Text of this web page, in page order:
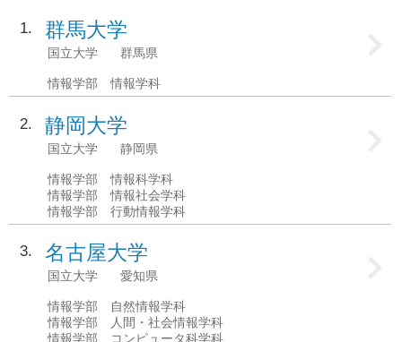
1 群馬大学
国立大学 群馬県
情報学部 情報学科
2 静岡大学
国立大学 静岡県
情報学部 情報科学科
情報学部 情報社会学科
情報学部 行動情報学科
3 名古屋大学
国立大学 愛知県
情報学部 自然情報学科
情報学部 人間・社会情報学科
情報学部 コンピュータ科学科